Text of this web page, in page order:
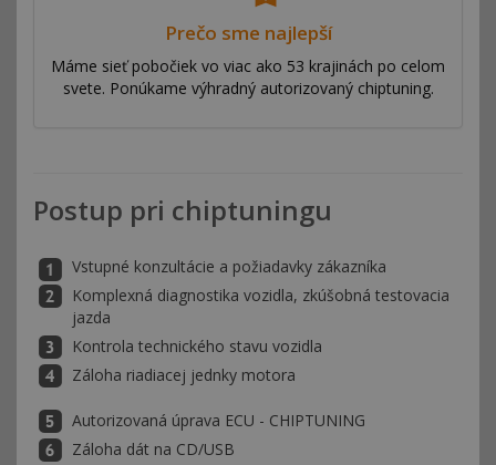
Prečo sme najlepší
Máme sieť pobočiek vo viac ako 53 krajinách po celom
svete. Ponúkame výhradný autorizovaný chiptuning.
Postup pri chiptuningu
Vstupné konzultácie a požiadavky zákazníka
Komplexná diagnostika vozidla, zkúšobná testovacia
jazda
Kontrola technického stavu vozidla
Záloha riadiacej jednky motora
Autorizovaná úprava ECU - CHIPTUNING
Záloha dát na CD/USB